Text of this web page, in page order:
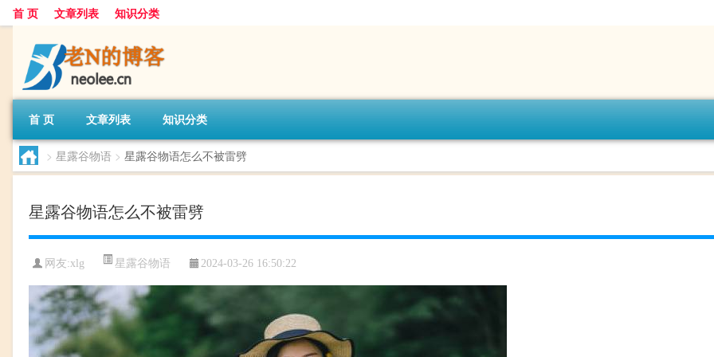
首 页 文章列表 知识分类
首 页 文章列表 知识分类
> 星露谷物语 > 星露谷物语怎么不被雷劈
星露谷物语怎么不被雷劈
网友:xlg 星露谷物语 2024-03-26 16:50:22